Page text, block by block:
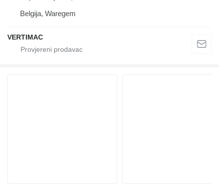
Belgija, Waregem
VERTIMAC